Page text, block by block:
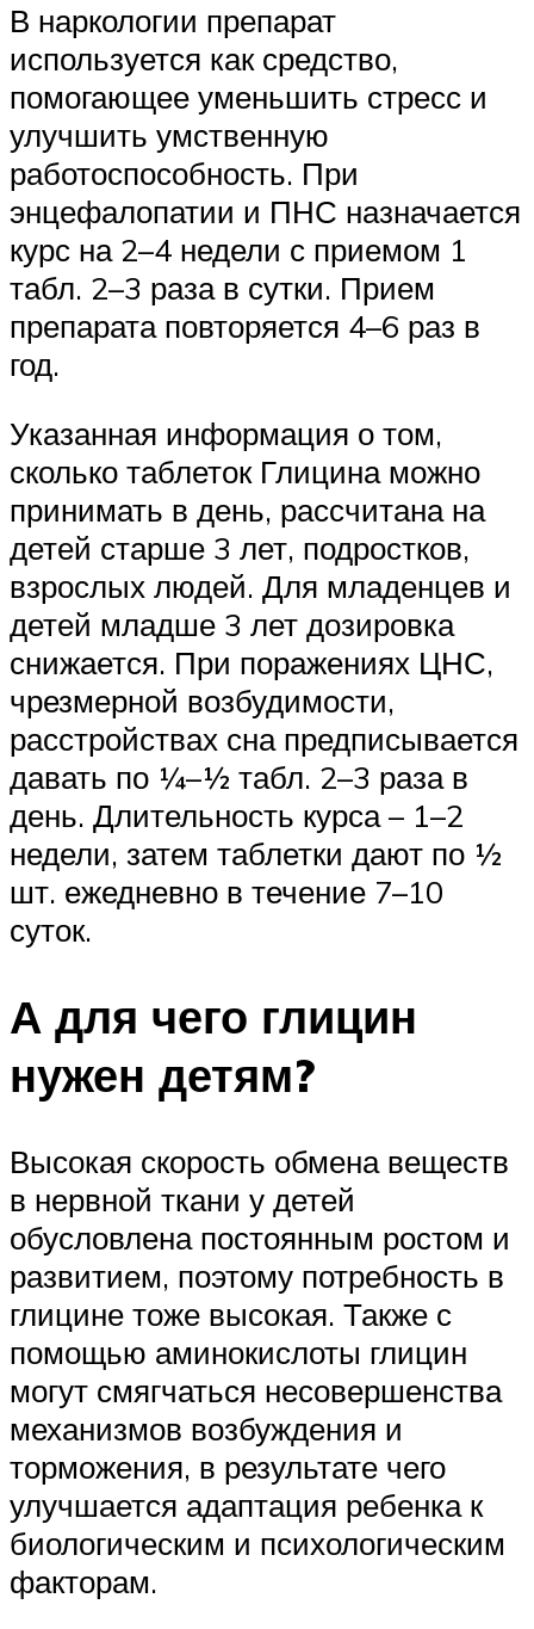
В наркологии препарат
используется как средство,
помогающее уменьшить стресс и
улучшить умственную
работоспособность. При
энцефалопатии и ПНС назначается
курс на 2–4 недели с приемом 1
табл. 2–3 раза в сутки. Прием
препарата повторяется 4–6 раз в
год.
Указанная информация о том,
сколько таблеток Глицина можно
принимать в день, рассчитана на
детей старше 3 лет, подростков,
взрослых людей. Для младенцев и
детей младше 3 лет дозировка
снижается. При поражениях ЦНС,
чрезмерной возбудимости,
расстройствах сна предписывается
давать по ¼–½ табл. 2–3 раза в
день. Длительность курса – 1–2
недели, затем таблетки дают по ½
шт. ежедневно в течение 7–10
суток.
А для чего глицин
нужен детям?
Высокая скорость обмена веществ
в нервной ткани у детей
обусловлена постоянным ростом и
развитием, поэтому потребность в
глицине тоже высокая. Также с
помощью аминокислоты глицин
могут смягчаться несовершенства
механизмов возбуждения и
торможения, в результате чего
улучшается адаптация ребенка к
биологическим и психологическим
факторам.